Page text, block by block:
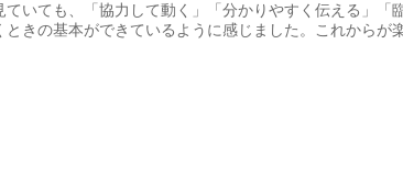
ていても、「協力して動く」「分かりやすく伝える」「
ときの基本ができているように感じました。これからが